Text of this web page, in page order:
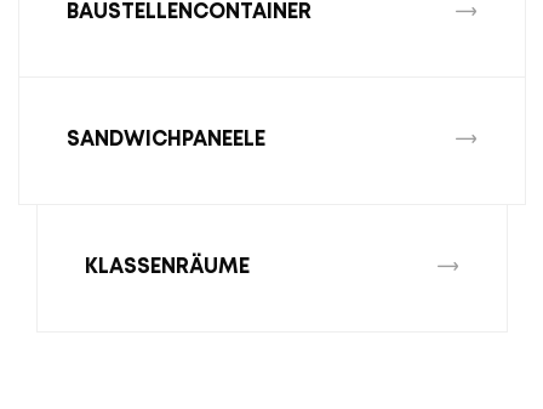
BAUSTELLENCONTAINER
SANDWICHPANEELE
KLASSENRÄUME